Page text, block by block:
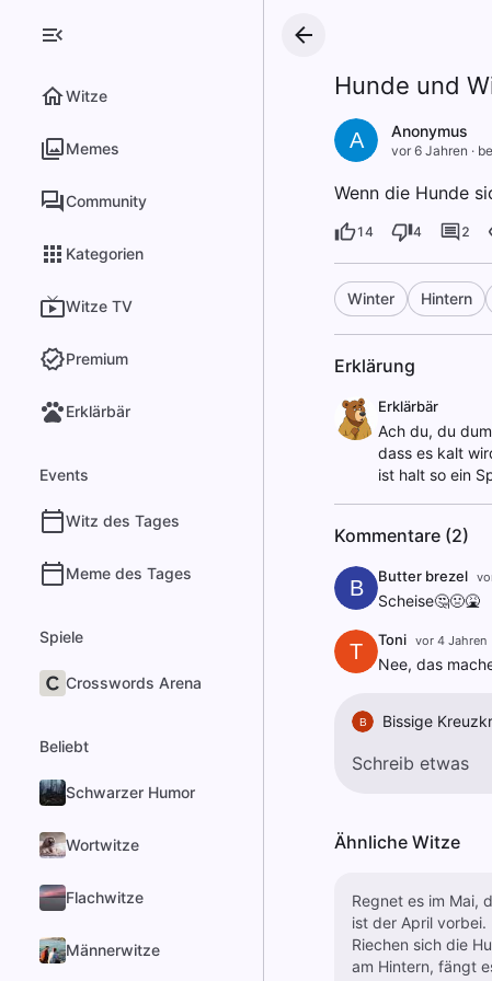
Witze
Memes
Community
Kategorien
Witze TV
Premium
Erklärbär
Events
Witz des Tages
Meme des Tages
Spiele
Crosswords Arena
Beliebt
Schwarzer Humor
Wortwitze
Flachwitze
Männerwitze
Hunde und
A Anonymus
vor 6 Jahren ·
Wenn die Hunde
14 4 2
Winter Hintern
Erklärung
Erklärbär
Ach du, du
dass es kalt
ist halt so ein
Kommentare (2)
B Butter brezel
Scheise🤔🤢🤮
T Toni vor 4 Jahren
Nee, das
B Bissige
Ähnliche Witze
Regnet es im Mai,
ist der April vorbei.
Riechen sich die
am Hintern, fängt